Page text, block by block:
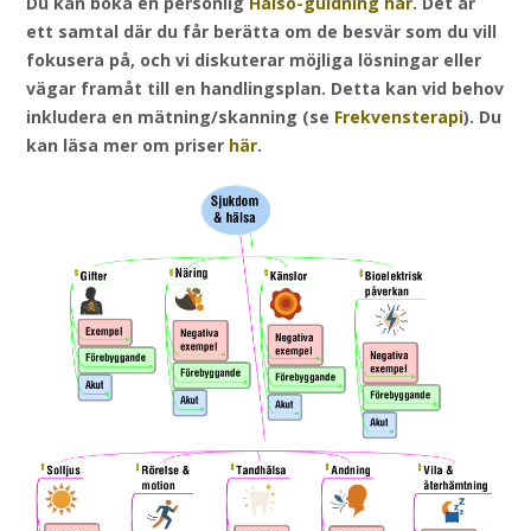
ett samtal där du får berätta om de besvär som du vill
fokusera på, och vi diskuterar möjliga lösningar eller
vägar framåt till en handlingsplan. Detta kan vid behov
inkludera en mätning/skanning (se Frekvensterapi). Du
kan läsa mer om priser här.